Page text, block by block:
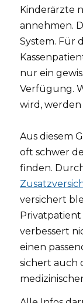
Kinderärzte
annehmen.
System. Für
nur ein
Verfügung.
wird,
Aus diesem
oft schwer
finden.
versichert
verbessert
einen
sichert auch